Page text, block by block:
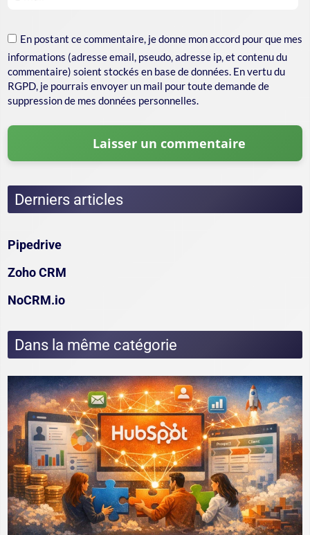
En postant ce commentaire, je donne mon accord pour que mes
informations (adresse email, pseudo, adresse ip, et contenu du
commentaire) soient stockés en base de données. En vertu du
RGPD, je pourrais envoyer un mail pour toute demande de
suppression de mes données personnelles.
Derniers articles
Pipedrive
Zoho CRM
NoCRM.io
Dans la même catégorie